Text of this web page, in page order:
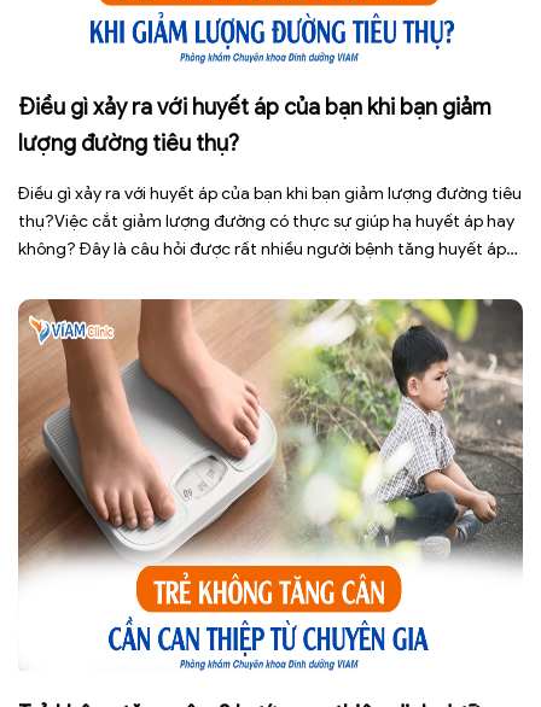
Điều gì xảy ra với huyết áp của bạn khi bạn giảm
lượng đường tiêu thụ?
Điều gì xảy ra với huyết áp của bạn khi bạn giảm lượng đường tiêu
thụ?Việc cắt giảm lượng đường có thực sự giúp hạ huyết áp hay
không? Đây là câu hỏi được rất nhiều người bệnh tăng huyết áp
[…]